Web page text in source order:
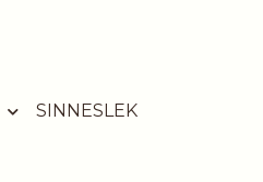
SINNESLEK